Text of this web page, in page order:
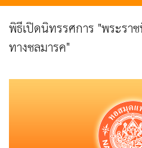
พิธีเปิดนิทรรศการ "พระรา
ทางชลมารค"